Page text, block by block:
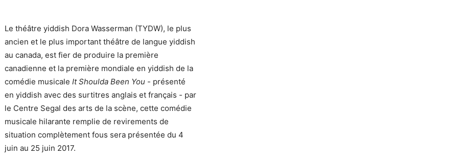
Le théâtre yiddish Dora Wasserman (TYDW), le plus
ancien et le plus important théâtre de langue yiddish
au canada, est fier de produire la première
canadienne et la première mondiale en yiddish de la
comédie musicale It Shoulda Been You - présenté
en yiddish avec des surtitres anglais et français - par
le Centre Segal des arts de la scène, cette comédie
musicale hilarante remplie de revirements de
situation complètement fous sera présentée du 4
juin au 25 juin 2017.